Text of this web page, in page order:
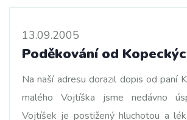
13.09.2005
Poděkování od
Na naší adresu dorazil dopis od paní
malého Vojtíška jsme nedávno
Vojtíšek je postižený hluchotou a